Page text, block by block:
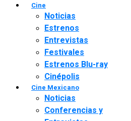
Cine
Noticias
Estrenos
Entrevistas
Festivales
Estrenos Blu-ray
Cinépolis
Cine Mexicano
Noticias
Conferencias y